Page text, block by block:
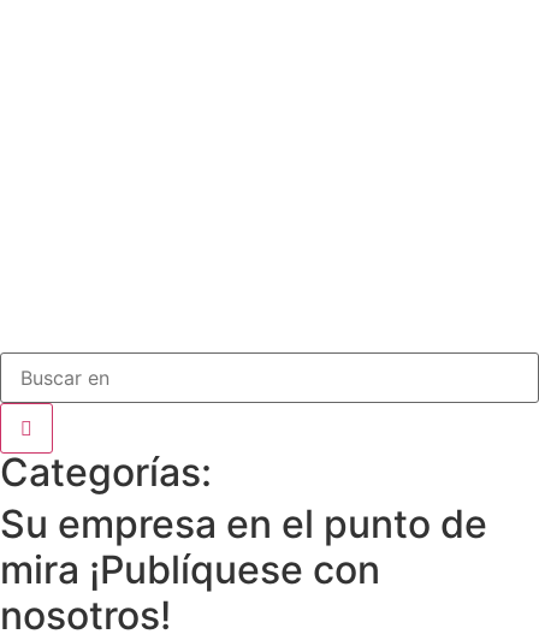
Categorías:
Su empresa en el punto de
mira ¡Publíquese con
nosotros!